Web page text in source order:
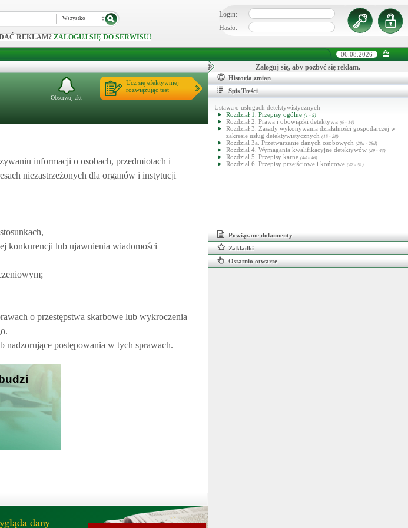
Wszystko
REKLAM? ZALOGUJ SIĘ DO SERWISU!
Login:
Hasło:
06.08.2026
Ucz się efektywniej
rozwiązując test
Obserwuj akt
informacji o osobach, przedmiotach i
niezastrzeżonych dla organów i instytucji
konkurencji lub ujawnienia wiadomości
o przestępstwa skarbowe lub wykroczenia
postępowania w tych sprawach.
dany
Zaloguj się, aby pozbyć się reklam.
Historia zmian
Spis Treści
Ustawa o usługach detektywistycznych
Rozdział 1. Przepisy ogólne (1 - 5)
Rozdział 2. Prawa i obowiązki detektywa (6 - 14)
Rozdział 3. Zasady wykonywania działalności gospodarczej w
zakresie usług detektywistycznych (15 - 28)
Rozdział 3a. Przetwarzanie danych osobowych (28a - 28d)
Rozdział 4. Wymagania kwalifikacyjne detektywów (29 - 43)
Rozdział 5. Przepisy karne (44 - 46)
Rozdział 6. Przepisy przejściowe i końcowe (47 - 51)
Powiązane dokumenty
Zakładki
Ostatnio otwarte